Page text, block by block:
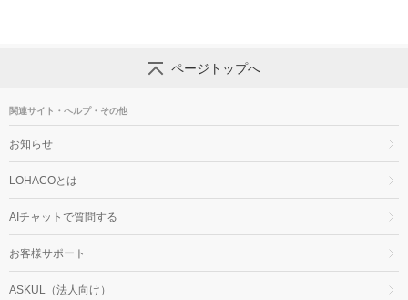
ページトップへ
関連サイト・ヘルプ・その他
お知らせ
LOHACOとは
AIチャットで質問する
お客様サポート
ASKUL（法人向け）